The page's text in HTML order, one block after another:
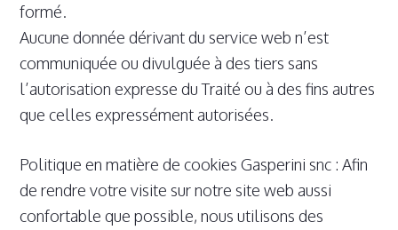
formé.
Aucune donnée dérivant du service web n’est
communiquée ou divulguée à des tiers sans
l’autorisation expresse du Traité ou à des fins autres
que celles expressément autorisées.
Politique en matière de cookies Gasperini snc : Afin
de rendre votre visite sur notre site web aussi
confortable que possible, nous utilisons des